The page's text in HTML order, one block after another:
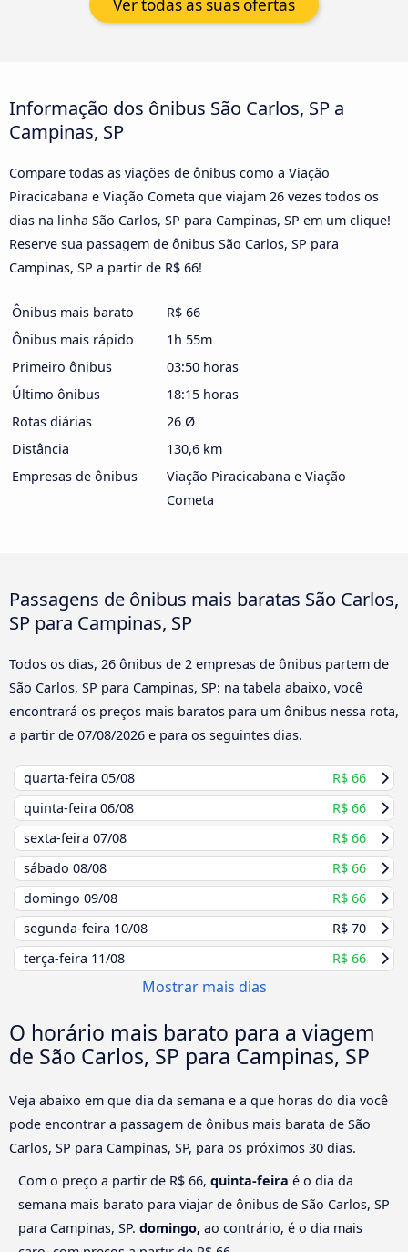
Ver todas as suas ofertas
Informação dos ônibus São Carlos, SP a
Campinas, SP
Compare todas as viações de ônibus como a Viação
Piracicabana e Viação Cometa que viajam 26 vezes todos os
dias na linha São Carlos, SP para Campinas, SP em um clique!
Reserve sua passagem de ônibus São Carlos, SP para
Campinas, SP a partir de R$ 66!
Ônibus mais barato
R$ 66
Ônibus mais rápido
1h 55m
Primeiro ônibus
03:50 horas
Último ônibus
18:15 horas
Rotas diárias
26 Ø
Distância
130,6 km
Empresas de ônibus
Viação Piracicabana e Viação
Cometa
Passagens de ônibus mais baratas São Carlos,
SP para Campinas, SP
Todos os dias, 26 ônibus de 2 empresas de ônibus partem de
São Carlos, SP para Campinas, SP: na tabela abaixo, você
encontrará os preços mais baratos para um ônibus nessa rota,
a partir de 07/08/2026 e para os seguintes dias.
quarta-feira 05/08
R$ 66
quinta-feira 06/08
R$ 66
sexta-feira 07/08
R$ 66
sábado 08/08
R$ 66
domingo 09/08
R$ 66
segunda-feira 10/08
R$ 70
terça-feira 11/08 R$ 66
Mostrar mais dias
O horário mais barato para a viagem
de São Carlos, SP para Campinas, SP
Veja abaixo em que dia da semana e a que horas do dia você
pode encontrar a passagem de ônibus mais barata de São
Carlos, SP para Campinas, SP, para os próximos 30 dias.
Com o preço a partir de R$ 66, quinta-feira é o dia da
semana mais barato para viajar de ônibus de São Carlos, SP
para Campinas, SP. domingo, ao contrário, é o dia mais